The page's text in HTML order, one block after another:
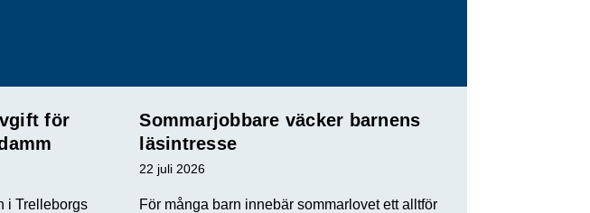
för
i Trelleborgs
Sommarjobbare väcker barnens
läsintresse
22 juli 2026
För många barn innebär sommarlovet ett alltför